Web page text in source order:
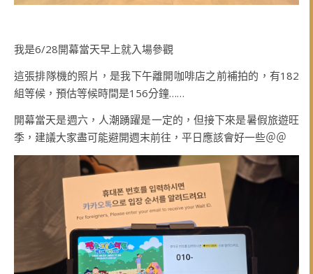
我是6/28開幕當天早上就入場參觀
這張排隊機的照片，是我下午離開咖啡店之前補拍的，有182
組等候，預估等候時間是156分鐘……
開幕當天是週六，人潮踴躍是一定的，但接下來是暑假旅遊旺
季，建議大家盡可能避開週末前往，平日應該會好一些＠＠